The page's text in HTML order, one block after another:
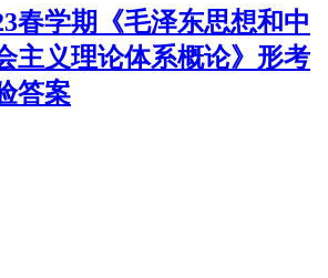
春学期《毛泽东思想和中
主义理论体系概论》形考
答案